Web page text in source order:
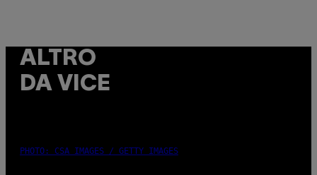
ALTRO
DA VICE
PHOTO: CSA IMAGES / GETTY IMAGES